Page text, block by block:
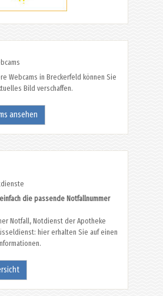
Webcams in Breckerfeld können Sie
Bild verschaffen.
ansehen
die passende Notfallnummer
Notfall, Notdienst der Apotheke
hier erhalten Sie auf einen